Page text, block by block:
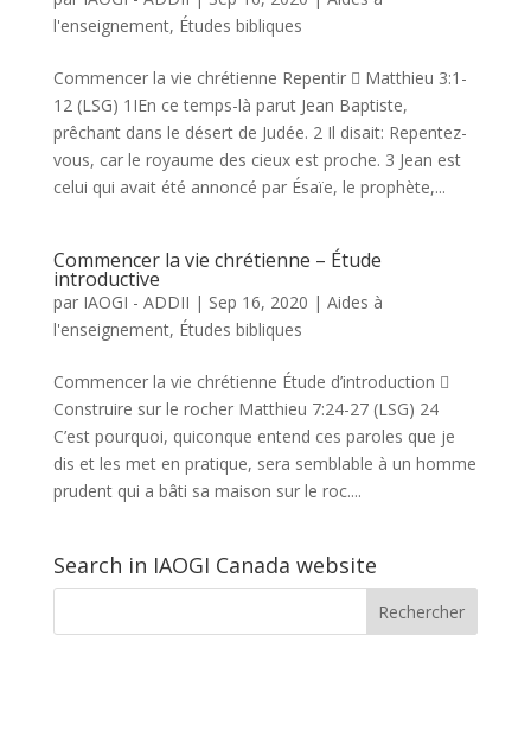
l'enseignement, Études bibliques
Commencer la vie chrétienne Repentir  Matthieu 3:1-
12 (LSG) 1IEn ce temps-là parut Jean Baptiste,
prêchant dans le désert de Judée. 2 Il disait: Repentez-
vous, car le royaume des cieux est proche. 3 Jean est
celui qui avait été annoncé par Ésaïe, le prophète,...
Commencer la vie chrétienne – Étude
introductive
par IAOGI - ADDII | Sep 16, 2020 | Aides à
l'enseignement, Études bibliques
Commencer la vie chrétienne Étude d’introduction 
Construire sur le rocher Matthieu 7:24-27 (LSG) 24
C’est pourquoi, quiconque entend ces paroles que je
dis et les met en pratique, sera semblable à un homme
prudent qui a bâti sa maison sur le roc....
Search in IAOGI Canada website